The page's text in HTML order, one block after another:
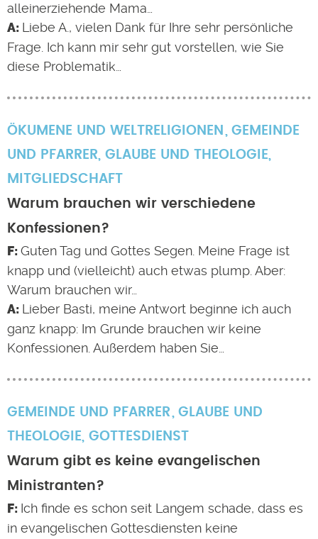
alleinerziehende Mama…
Liebe A., vielen Dank für Ihre sehr persönliche
Frage. Ich kann mir sehr gut vorstellen, wie Sie
diese Problematik…
ÖKUMENE UND WELTRELIGIONEN
GEMEINDE
UND PFARRER, GLAUBE UND THEOLOGIE,
MITGLIEDSCHAFT
Warum brauchen wir verschiedene
Konfessionen?
Guten Tag und Gottes Segen. Meine Frage ist
knapp und (vielleicht) auch etwas plump. Aber:
Warum brauchen wir…
Lieber Basti, meine Antwort beginne ich auch
ganz knapp: Im Grunde brauchen wir keine
Konfessionen. Außerdem haben Sie…
GEMEINDE UND PFARRER
GLAUBE UND
THEOLOGIE, GOTTESDIENST
Warum gibt es keine evangelischen
Ministranten?
Ich finde es schon seit Langem schade, dass es
in evangelischen Gottesdiensten keine